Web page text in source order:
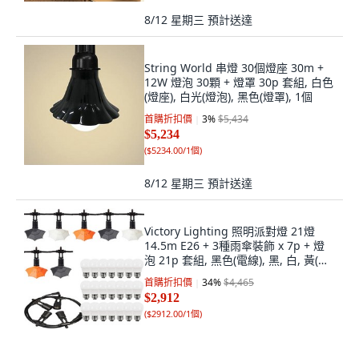
8/12 星期三 預計送達
String World 串燈 30個燈座 30m +
12W 燈泡 30顆 + 燈罩 30p 套組, 白色
(燈座), 白光(燈泡), 黑色(燈罩), 1個
首購折扣價 3%$5,434
$5,234
($5234.00/1個)
8/12 星期三 預計送達
Victory Lighting 照明派對燈 21燈
14.5m E26 + 3種雨傘裝飾 x 7p + 燈
泡 21p 套組, 黑色(電線), 黑, 白, 黃(裝
飾罩), 白光(燈泡)
首購折扣價 34%$4,465
$2,912
($2912.00/1個)